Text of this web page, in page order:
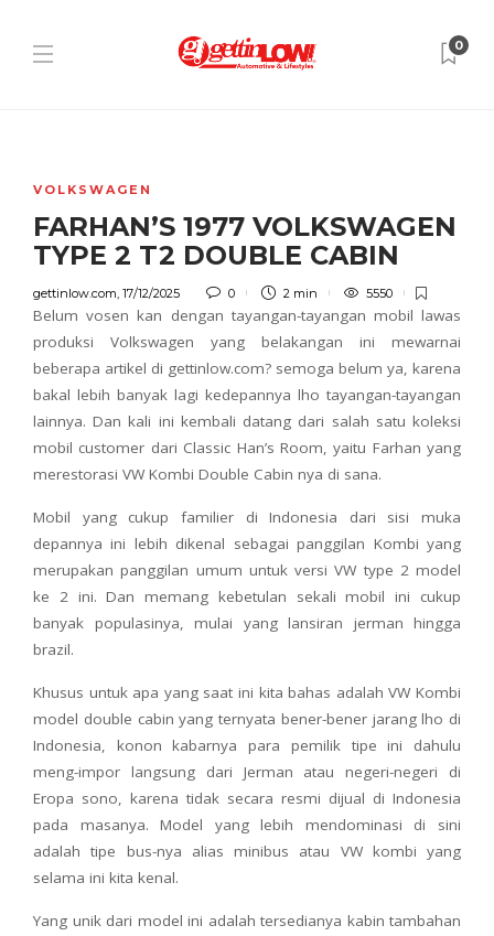
0
VOLKSWAGEN
FARHAN’S 1977 VOLKSWAGEN
TYPE 2 T2 DOUBLE CABIN
gettinlow.com, 17/12/2025 0 2 min 5550
Belum vosen kan dengan tayangan-tayangan mobil lawas
produksi Volkswagen yang belakangan ini mewarnai
beberapa artikel di gettinlow.com? semoga belum ya, karena
bakal lebih banyak lagi kedepannya lho tayangan-tayangan
lainnya. Dan kali ini kembali datang dari salah satu koleksi
mobil customer dari Classic Han’s Room, yaitu Farhan yang
merestorasi VW Kombi Double Cabin nya di sana.
Mobil yang cukup familier di Indonesia dari sisi muka
depannya ini lebih dikenal sebagai panggilan Kombi yang
merupakan panggilan umum untuk versi VW type 2 model
ke 2 ini. Dan memang kebetulan sekali mobil ini cukup
banyak populasinya, mulai yang lansiran jerman hingga
brazil.
Khusus untuk apa yang saat ini kita bahas adalah VW Kombi
model double cabin yang ternyata bener-bener jarang lho di
Indonesia, konon kabarnya para pemilik tipe ini dahulu
meng-impor langsung dari Jerman atau negeri-negeri di
Eropa sono, karena tidak secara resmi dijual di Indonesia
pada masanya. Model yang lebih mendominasi di sini
adalah tipe bus-nya alias minibus atau VW kombi yang
selama ini kita kenal.
Yang unik dari model ini adalah tersedianya kabin tambahan